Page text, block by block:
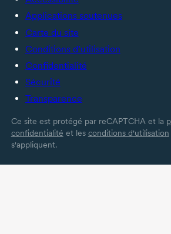
Applications soutenues
Carte du site
Conditions d’utilisation
Confidentialité
Sécurité
Transparence
Ce site est protégé par reCAPTCHA et la
confidentialité et les conditions d'utilisation
s'appliquent.